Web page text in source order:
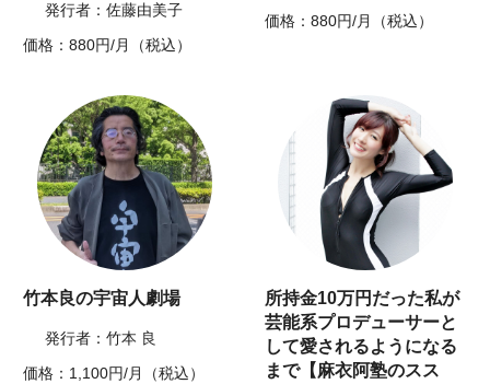
発行者：佐藤由美子
価格：880円/月（税込）
価格：880円/月（税込）
竹本良の宇宙人劇場
発行者：竹本 良
価格：1,100円/月（税込）
所持金10万円だった私が
芸能系プロデューサーと
して愛されるようになる
まで【麻衣阿塾のスス